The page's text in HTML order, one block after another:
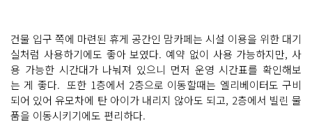
건물 입구 쪽에 마련된 휴게 공간인 맘카페는 시설 이용을 위한 대기
실처럼 사용하기에도 좋아 보였다. 예약 없이 사용 가능하지만, 사
용 가능한 시간대가 나눠져 있으니 먼저 운영 시간표를 확인해보
는 게 좋다. 또한 1층에서 2층으로 이동할때는 엘리베이터도 구비
되어 있어 유모차에 탄 아이가 내리지 않아도 되고, 2층에서 빌린 물
품을 이동시키기에도 편리하다.